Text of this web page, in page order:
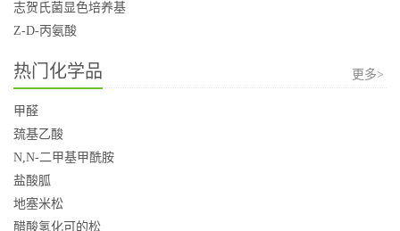
志贺氏菌显色培养基
Z-D-丙氨酸
热门化学品 更多>
甲醛
巯基乙酸
N,N-二甲基甲酰胺
盐酸胍
地塞米松
醋酸氢化可的松